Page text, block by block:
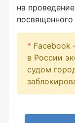
на
посвященного
* Facebook
в России
судом